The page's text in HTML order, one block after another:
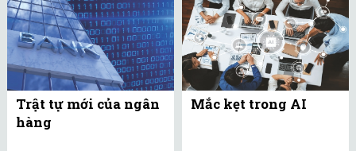
Trật tự mới của ngân
hàng
Mắc kẹt trong AI